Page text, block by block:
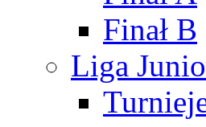
Finał B
Liga